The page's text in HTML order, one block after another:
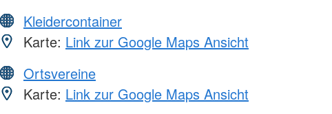
Kleidercontainer
Karte: Link zur Google Maps Ansicht
Ortsvereine
Karte: Link zur Google Maps Ansicht